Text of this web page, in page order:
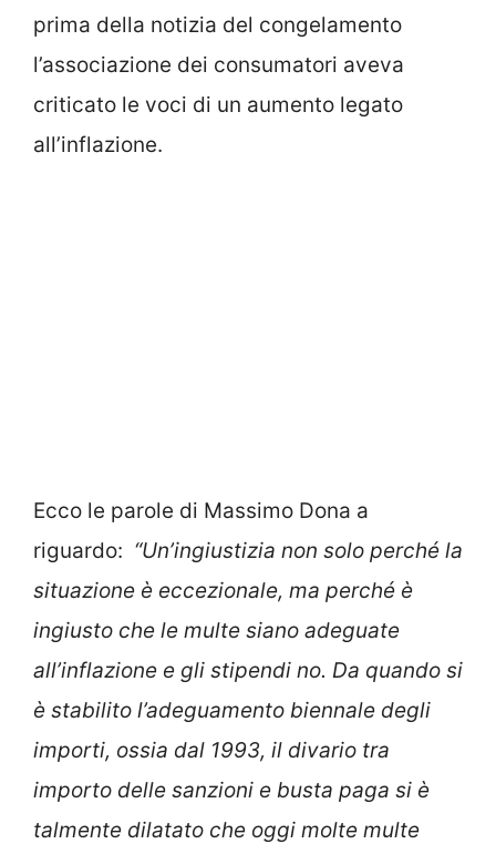
prima della notizia del congelamento
l’associazione dei consumatori aveva
criticato le voci di un aumento legato
all’inflazione.
Ecco le parole di Massimo Dona a
riguardo: “Un’ingiustizia non solo perché la
situazione è eccezionale, ma perché è
ingiusto che le multe siano adeguate
all’inflazione e gli stipendi no. Da quando si
è stabilito l’adeguamento biennale degli
importi, ossia dal 1993, il divario tra
importo delle sanzioni e busta paga si è
talmente dilatato che oggi molte multe